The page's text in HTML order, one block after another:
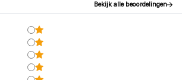
Bekijk alle beoordelingen